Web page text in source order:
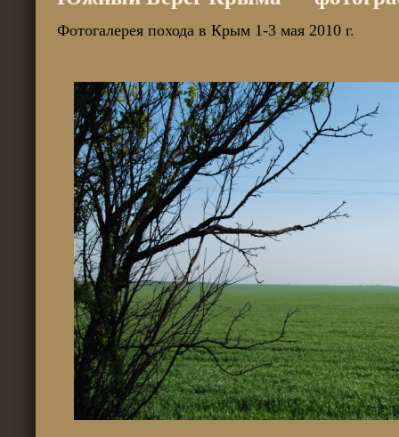
Фотогалерея похода в Крым 1-3 мая 2010 г.